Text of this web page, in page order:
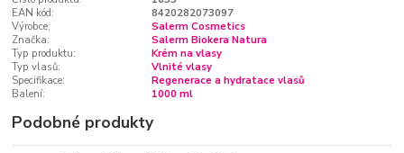
EAN kód:
8420282073097
Výrobce:
Salerm Cosmetics
Značka:
Salerm Biokera Natura
Typ produktu:
Krém na vlasy
Typ vlasů:
Vlnité vlasy
Specifikace:
Regenerace a hydratace vlasů
Balení:
1000 ml
Podobné produkty